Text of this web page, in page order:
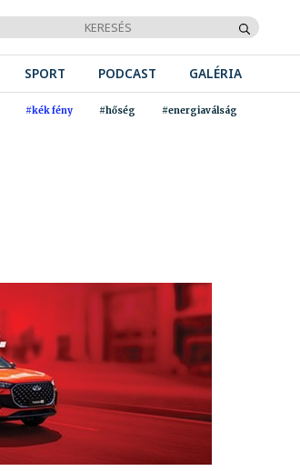
SPORT PODCAST GALÉRIA
#kék fény #hőség #energiaválság